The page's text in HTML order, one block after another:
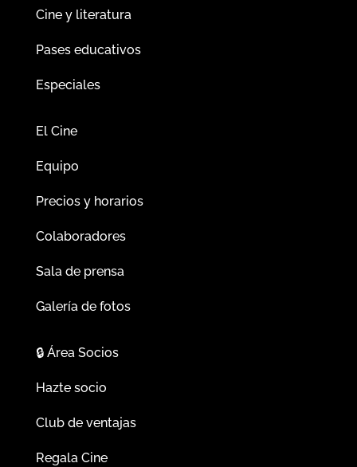
Cine y literatura
Pases educativos
Especiales
El Cine
Equipo
Precios y horarios
Colaboradores
Sala de prensa
Galería de fotos
🔒Área Socios
Hazte socio
Club de ventajas
Regala Cine